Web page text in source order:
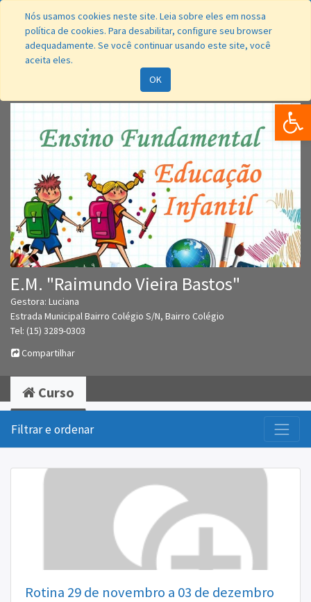
Nós usamos cookies neste site. Leia sobre eles em nossa
política de cookies. Para desabilitar, configure seu browser
adequadamente. Se você continuar usando este site, você
aceita eles.
OK
Navegação
E.M. "Raimundo Vieira Bastos"
Gestora: Luciana
Estrada Municipal Bairro Colégio S/N, Bairro Colégio
Tel: (15) 3289-0303
Compartilhar
Curso
Filtrar e ordenar
Rotina 29 de novembro a 03 de dezembro